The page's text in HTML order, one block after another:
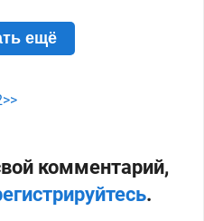
ещё
>>
комментарий,
.